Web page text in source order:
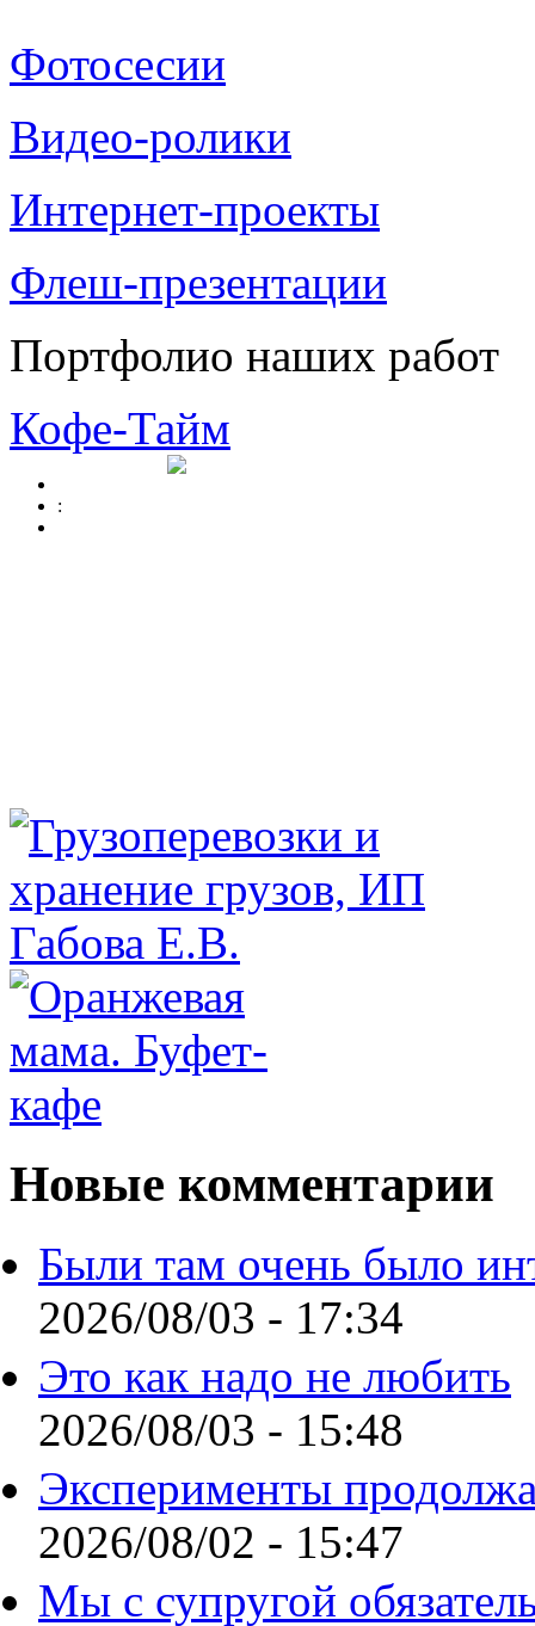
Фотосесии
Видео-ролики
Интернет-проекты
Флеш-презентации
Портфолио наших работ
Кофе-Тайм
:
Новые комментарии
Были там очень было
2026/08/03 - 17:34
Это как надо не любить
2026/08/03 - 15:48
Эксперименты
2026/08/02 - 15:47
Мы с супругой